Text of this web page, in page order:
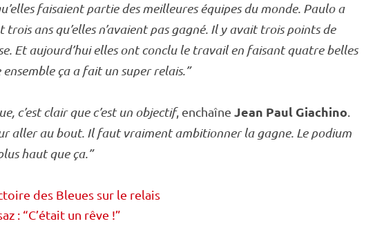
faisaient partie des meilleures équipes du monde. Paulo a
ans qu’elles n’avaient pas gagné. Il y avait trois points de
Et aujourd’hui elles ont conclu le travail en faisant quatre belles
ça a fait un superrelais.”
c’est clair que c’est un objectif, enchaîne Jean Paul Giachino
aller au bout. Il faut vraiment ambitionner la gagne. Le podium
haut que ça.”
des Bleues sur le relais
: “C’était un rêve !”